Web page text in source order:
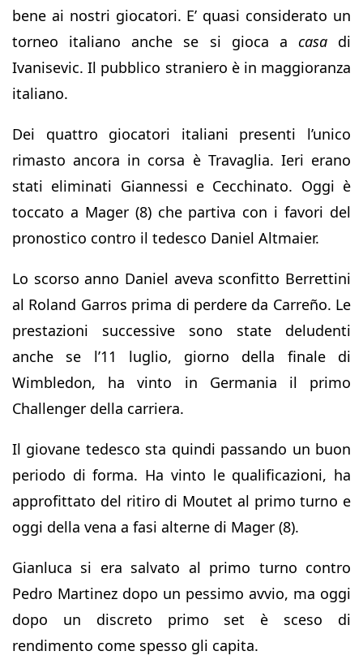
bene ai nostri giocatori. E’ quasi considerato un
torneo italiano anche se si gioca a casadi
Ivanisevic. Il pubblico straniero è in maggioranza
italiano.
Dei quattro giocatori italiani presenti l’unico
rimasto ancora in corsa è Travaglia. Ieri erano
stati eliminati Giannessi e Cecchinato. Oggi è
toccato a Mager (8) che partiva con i favori del
pronostico contro il tedesco Daniel Altmaier.
Lo scorso anno Daniel aveva sconfitto Berrettini
al Roland Garros prima di perdere da Carreño. Le
prestazioni successive sono state deludenti
anche se l’11 luglio, giorno della finale di
Wimbledon, ha vinto in Germania il primo
Challenger della carriera.
Il giovane tedesco sta quindi passando un buon
periodo di forma. Ha vinto le qualificazioni, ha
approfittato del ritiro di Moutet al primo turno e
oggi della vena a fasi alterne di Mager (8).
Gianluca si era salvato al primo turno contro
Pedro Martinez dopo un pessimo avvio, ma oggi
dopo un discreto primo set è sceso di
rendimento come spesso gli capita.